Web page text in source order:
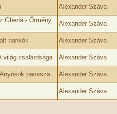
Alexander Száva
Gherlá - Örmény
Alexander Száva
bankók Alexander Száva
világ csalárdsága Alexander Száva
panasza Alexander Száva
Alexander Száva